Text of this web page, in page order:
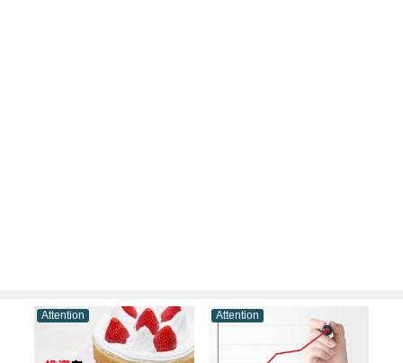
Attention Attention